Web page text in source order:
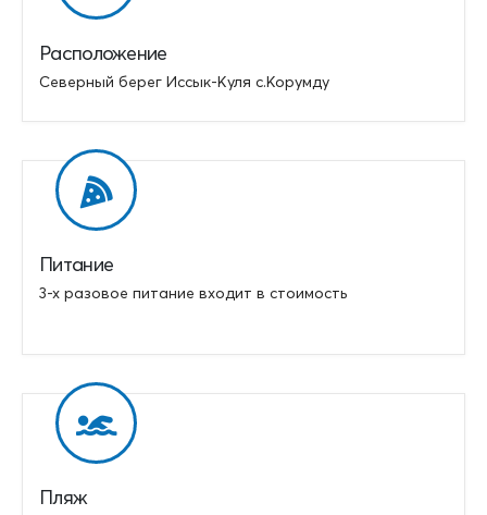
Расположение
Северный берег Иссык-Куля с.Корумду
Питание
3-х разовое питание входит в стоимость
Пляж